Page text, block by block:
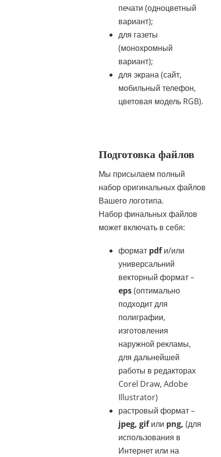
печати (одноцветный
вариант);
для газеты
(монохромный
вариант);
для экрана (сайт,
мобильный телефон,
цветовая модель RGB).
Подготовка файлов
Мы присылаем полный
набор оригинальных файлов
Вашего логотипа.
Набор финальных файлов
может включать в себя:
формат pdfи/или
универсальний
векторный формат –
eps(оптимально
подходит для
полиграфии,
изготовления
наружной рекламы,
для дальнейшей
работы в редакторах
Corel Draw, Adobe
Illustrator)
растровый формат –
jpeg, gifили png, (для
использования в
Интернет или на